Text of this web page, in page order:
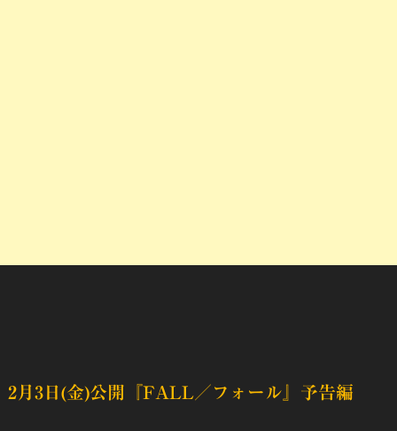
2月3日(金)公開『FALL／フォール 』予告編